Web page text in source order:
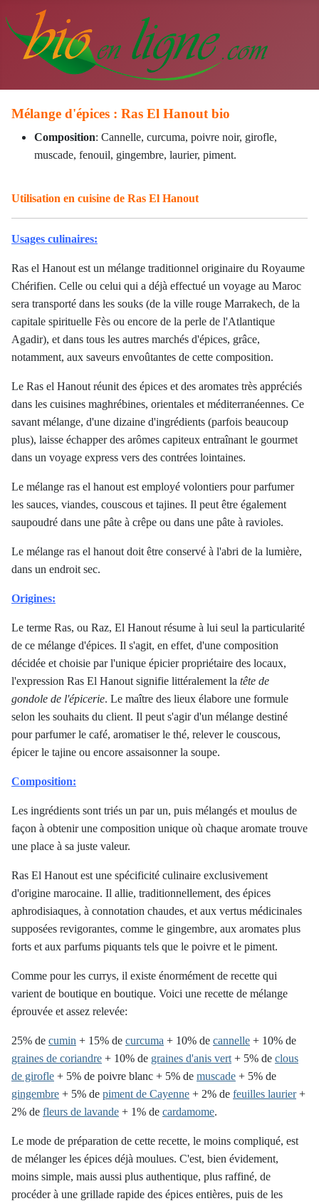
Mélange d'épices : Ras El Hanout bio
Composition: Cannelle, curcuma, poivre noir, girofle,
muscade, fenouil, gingembre, laurier, piment.
Utilisation en cuisine de Ras El Hanout
Usages culinaires:
Ras el Hanout est un mélange traditionnel originaire du Royaume
Chérifien. Celle ou celui qui a déjà effectué un voyage au Maroc
sera transporté dans les souks (de la ville rouge Marrakech, de la
capitale spirituelle Fès ou encore de la perle de l'Atlantique
Agadir), et dans tous les autres marchés d'épices, grâce,
notamment, aux saveurs envoûtantes de cette composition.
Le Ras el Hanout réunit des épices et des aromates très appréciés
dans les cuisines maghrébines, orientales et méditerranéennes. Ce
savant mélange, d'une dizaine d'ingrédients (parfois beaucoup
plus), laisse échapper des arômes capiteux entraînant le gourmet
dans un voyage express vers des contrées lointaines.
Le mélange ras el hanout est employé volontiers pour parfumer
les sauces, viandes, couscous et tajines. Il peut être également
saupoudré dans une pâte à crêpe ou dans une pâte à ravioles.
Le mélange ras el hanout doit être conservé à l'abri de la lumière,
dans un endroit sec.
Origines:
Le terme Ras, ou Raz, El Hanout résume à lui seul la particularité
de ce mélange d'épices. Il s'agit, en effet, d'une composition
décidée et choisie par l'unique épicier propriétaire des locaux,
l'expression Ras El Hanout signifie littéralement la tête de
gondole de l'épicerie. Le maître des lieux élabore une formule
selon les souhaits du client. Il peut s'agir d'un mélange destiné
pour parfumer le café, aromatiser le thé, relever le couscous,
épicer le tajine ou encore assaisonner la soupe.
Composition:
Les ingrédients sont triés un par un, puis mélangés et moulus de
façon à obtenir une composition unique où chaque aromate trouve
une place à sa juste valeur.
Ras El Hanout est une spécificité culinaire exclusivement
d'origine marocaine. Il allie, traditionnellement, des épices
aphrodisiaques, à connotation chaudes, et aux vertus médicinales
supposées revigorantes, comme le gingembre, aux aromates plus
forts et aux parfums piquants tels que le poivre et le piment.
Comme pour les currys, il existe énormément de recette qui
varient de boutique en boutique. Voici une recette de mélange
éprouvée et assez relevée:
25% de cumin + 15% de curcuma + 10% de cannelle + 10% de
graines de coriandre + 10% de graines d'anis vert + 5% de clous
de girofle + 5% de poivre blanc + 5% de muscade + 5% de
gingembre + 5% de piment de Cayenne + 2% de feuilles laurier+
2% de fleurs de lavande + 1% de cardamome.
Le mode de préparation de cette recette, le moins compliqué, est
de mélanger les épices déjà moulues. C'est, bien évidement,
moins simple, mais aussi plus authentique, plus raffiné, de
procéder à une grillade rapide des épices entières, puis de les